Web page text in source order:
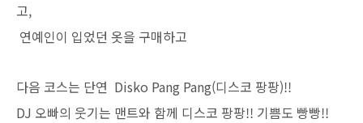
고,
연예인이 입었던 옷을 구매하고
다음 코스는 단연 Disko Pang Pang(디스코 팡팡)!!
DJ 오빠의 웃기는 맨트와 함께 디스코 팡팡!! 기쁨도 빵빵!!